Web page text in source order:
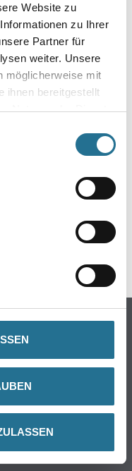
Website zu
zu Ihrer
Partner für
weiter. Unsere
möglicherweise mit
ihnen bereitgestellt
Nutzung der Dienste